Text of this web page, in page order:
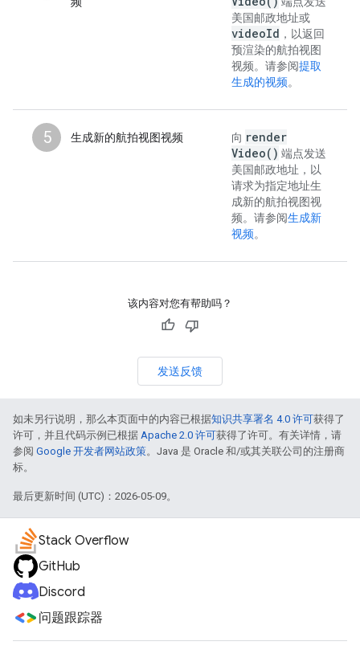
美国邮政地址或
videoId ，以返回
预渲染的航拍视图
视频。请参阅提取
生成的视频。
5 生成新的航拍视图视频 向 render
Video( ) 端点发送
美国邮政地址，以
请求为指定地址生
成新的航拍视图视
频。请参阅生成新
视频。
该内容对您有帮助吗？
发送反馈
如未另行说明，那么本页面中的内容已根据知识共享署名 4.0 许可获得了
许可，并且代码示例已根据 Apache 2.0 许可获得了许可。有关详情，请
参阅 Google 开发者网站政策。Java 是 Oracle 和/或其关联公司的注册商
标。
最后更新时间 (UTC)：2026-05-09。
Stack Overflow
GitHub
Discord
问题跟踪器